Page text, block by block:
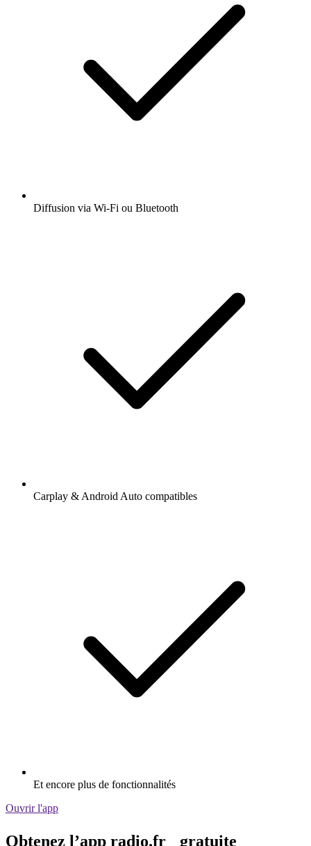
Diffusion via Wi-Fi ou Bluetooth
Carplay & Android Auto compatibles
Et encore plus de fonctionnalités
Ouvrir l'app
Obtenez l’app radio.fr gratuite